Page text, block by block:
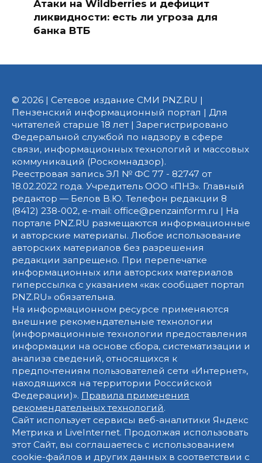
Атаки на Wildberries и дефицит
ликвидности: есть ли угроза для
банка ВТБ
© 2026 | Сетевое издание СМИ PNZ.RU |
Пензенский информационный портал | Для
читателей старше 18 лет | Зарегистрировано
Федеральной службой по надзору в сфере
связи, информационных технологий и массовых
коммуникаций (Роскомнадзор).
Реестровая запись ЭЛ № ФС 77 - 82747 от
18.02.2022 года. Учредитель ООО «ПНЗ». Главный
редактор — Белов В.Ю. Телефон редакции 8
(8412) 238-002, e-mail: office@penzainform.ru | На
портале PNZ.RU размещаются информационные
и авторские материалы. Любое использование
авторских материалов без разрешения
редакции запрещено. При перепечатке
информационных или авторских материалов
гиперссылка с указанием «как сообщает портал
PNZ.RU» обязательна.
На информационном ресурсе применяются
внешние рекомендательные технологии
(информационные технологии предоставления
информации на основе сбора, систематизации и
анализа сведений, относящихся к
предпочтениям пользователей сети «Интернет»,
находящихся на территории Российской
Федерации)». Правила применения
рекомендательных технологий.
Сайт использует сервисы веб-аналитики Яндекс
Метрика и LiveInternet. Продолжая использовать
этот Сайт, вы соглашаетесь с использованием
cookie-файлов и других данных в соответствии с